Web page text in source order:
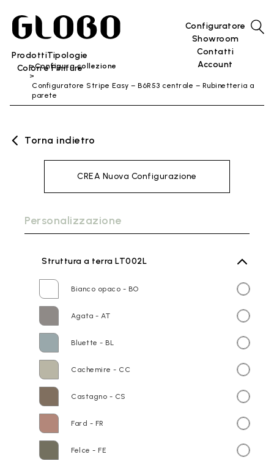
ProdottiTipologie
Colori e Finiture
Configuratore
Showroom
Contatti
Account
Configura collezione
Configuratore Stripe Easy – B6R53 centrale – Rubinetteria a
parete
Torna indietro
CREA Nuova Configurazione
Personalizzazione
Struttura a terra LT002L
Bianco opaco - BO
Agata - AT
Bluette - BL
Cachemire - CC
Castagno - CS
Fard - FR
Felce - FE